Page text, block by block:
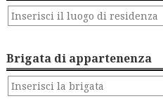
Brigata di appartenenza